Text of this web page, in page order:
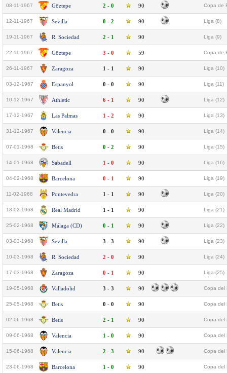
08-11-1967 Göztepe 2 - 0 90 Copa de
12-11-1967 Sevilla 0 - 2 90 Liga (8)
19-11-1967 R. Sociedad 2 - 1 90 Liga (9)
22-11-1967 Göztepe 3 - 0 59 Copa de
26-11-1967 Zaragoza 1 - 1 90 Liga (10)
03-12-1967 Espanyol 0 - 0 90 Liga (11)
10-12-1967 Athletic 6 - 1 90 Liga (12)
17-12-1967 Las Palmas 1 - 2 90 Liga (13)
31-12-1967 Valencia 0 - 0 90 Liga (14)
07-01-1968 Betis 0 - 2 90 Liga (15)
14-01-1968 Sabadell 1 - 0 90 Liga (16)
04-02-1968 Barcelona 0 - 1 90 Liga (19)
11-02-1968 Pontevedra 1 - 1 90 Liga (20)
18-02-1968 Real Madrid 1 - 1 90 Liga (21)
25-02-1968 Málaga (CD) 0 - 1 90 Liga (22)
03-03-1968 Sevilla 3 - 3 90 Liga (23)
10-03-1968 R. Sociedad 2 - 0 90 Liga (24)
17-03-1968 Zaragoza 0 - 1 90 Liga (25)
19-05-1968 Valladolid 3 - 3 90 Copa del
25-05-1968 Betis 0 - 0 90 Copa del
02-06-1968 Betis 2 - 1 90 Copa del
09-06-1968 Valencia 1 - 0 90 Copa del
15-06-1968 Valencia 2 - 3 90 Copa del
23-06-1968 Barcelona 1 - 0 90 Copa del